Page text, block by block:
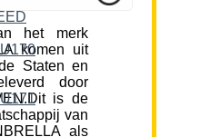
het merk
komen uit
Staten en
door
is de
van
als